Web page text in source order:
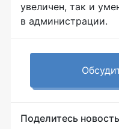
увеличен, так и
в администрации.
Поделитесь